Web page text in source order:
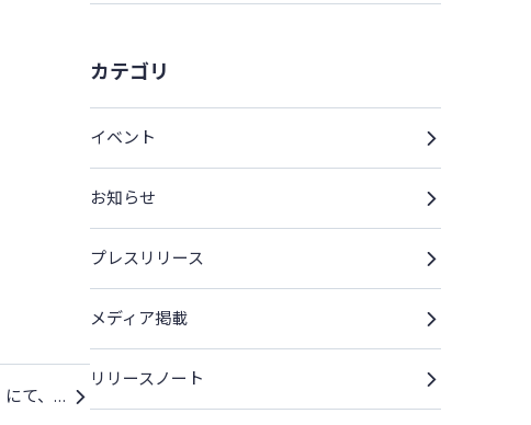
2025/04/16『Infoseek ニュース』にて、「Securify」が「Interop Tokyo 2025」にブース出展することを取り上げていただきました
カテゴリ
イベント
お知らせ
プレスリリース
メディア掲載
リリースノート